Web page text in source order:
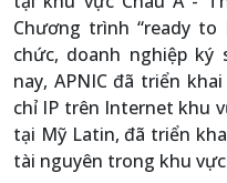
Chương trình “ready to
chức, doanh nghiệp ký
nay, APNIC đã triển
chỉ IP trên Internet khu
tại Mỹ Latin, đã triển
tài nguyên trong khu